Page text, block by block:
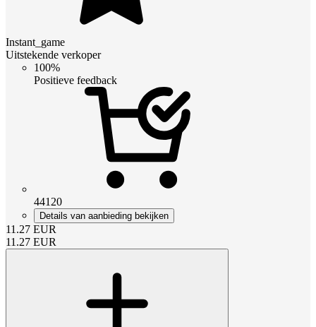
Instant_game
Uitstekende verkoper
100%
Positieve feedback
44120
Details van aanbieding bekijken
11.27 EUR
11.27 EUR